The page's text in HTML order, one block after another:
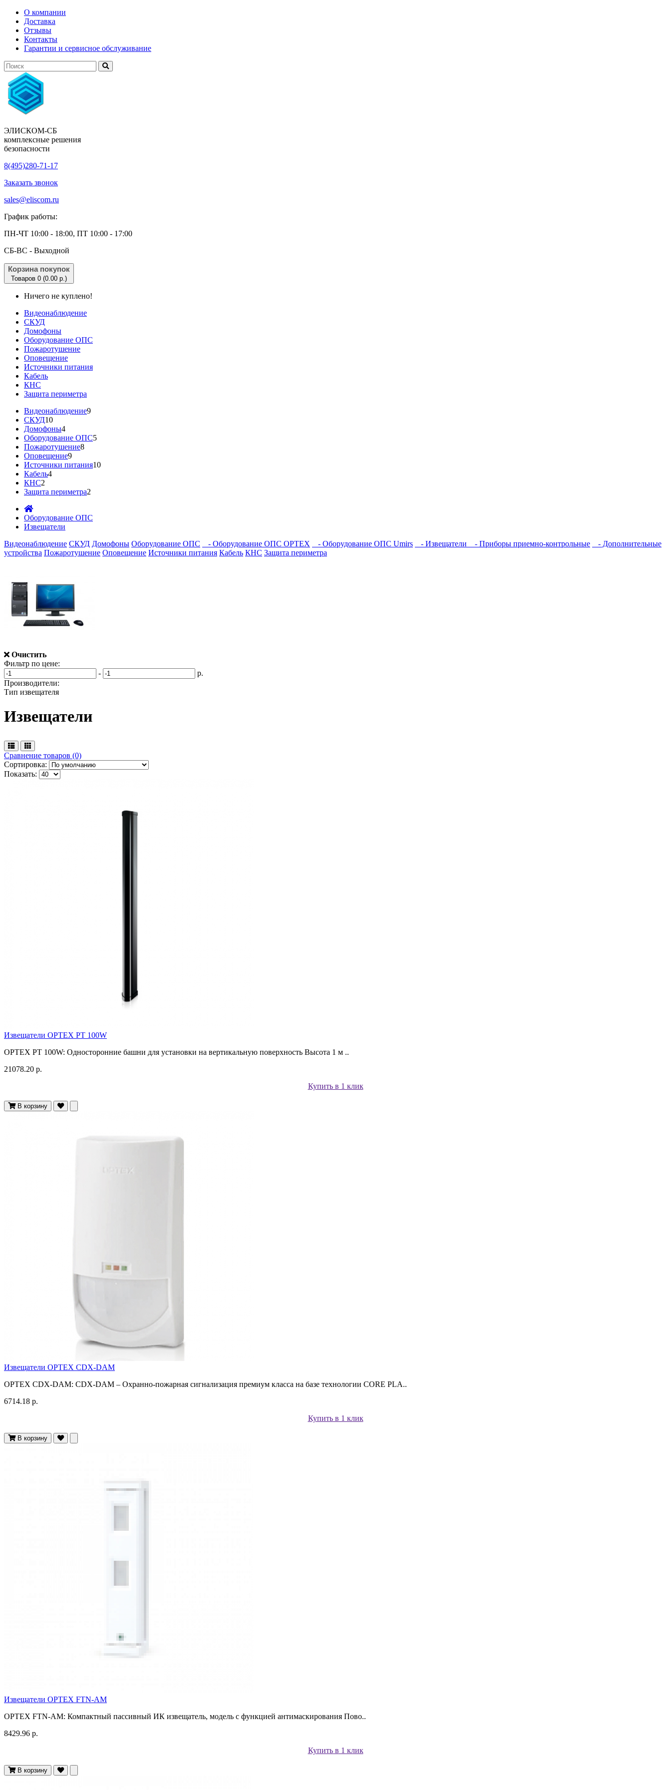
О компании
Доставка
Отзывы
Контакты
Гарантии и сервисное обслуживание
ЭЛИСКОМ-СБ
комплексные решения
безопасности
8(495)280-71-17
Заказать звонок
sales@eliscom.ru
График работы:
ПН-ЧТ 10:00 - 18:00, ПТ 10:00 - 17:00
CБ-ВС - Выходной
Корзина покупок
Товаров 0 (0.00 р.)
Ничего не куплено!
Видеонаблюдение
СКУД
Домофоны
Оборудование ОПС
Пожаротушение
Оповещение
Источники питания
Кабель
КНС
Защита периметра
Видеонаблюдение9
СКУД10
Домофоны4
Оборудование ОПС5
Пожаротушение8
Оповещение9
Источники питания10
Кабель4
КНС2
Защита периметра2
Оборудование ОПС
Извещатели
Видеонаблюдение СКУД Домофоны Оборудование ОПС - Оборудование ОПС OPTEX - Оборудование ОПС Umirs - Извещатели - Приборы приемно-контрольные
- Дополнительные
устройства Пожаротушение Оповещение Источники питания Кабель КНС Защита периметра
Очистить
Фильтр по цене:
-
р.
Производители:
Тип извещателя
Извещатели
Сравнение товаров (0)
Сортировка:
Показать:
Извещатели OPTEX PT 100W
OPTEX PT 100W: Односторонние башни для установки на вертикальную поверхность Высота 1 м ..
21078.20 р.
Купить в 1 клик
В корзину
Извещатели OPTEX CDX-DAM
OPTEX CDX-DAM: CDX-DAM – Охранно-пожарная сигнализация премиум класса на базе технологии CORE PLA..
6714.18 р.
Купить в 1 клик
В корзину
Извещатели OPTEX FTN-AM
OPTEX FTN-AM: Компактный пассивный ИК извещатель, модель с функцией антимаскирования Пово..
8429.96 р.
Купить в 1 клик
В корзину